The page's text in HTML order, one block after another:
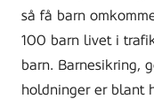
så få barn
100 barn livet i
barn. Barnesikring,
holdninger er blant